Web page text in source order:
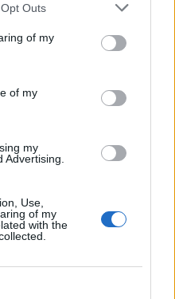
Outs
of my
of my
my
Advertising.
Use,
of my
with the
il pienone tra i
a sbattere contro
Levi o contro il
quando si poteva
o musica? Il bilancio
punto di vista
proponendo
non alla portata di
e il tema storico,
i ragazzi
interesse e
solo tematiche
ambiti molto
come